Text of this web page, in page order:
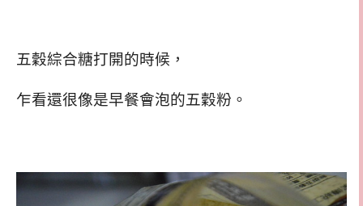
五穀綜合糖打開的時候，
乍看還很像是早餐會泡的五穀粉。